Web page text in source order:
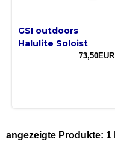
GSI outdoors
Halulite Soloist
73,50EUR
angezeigte Produkte: 1